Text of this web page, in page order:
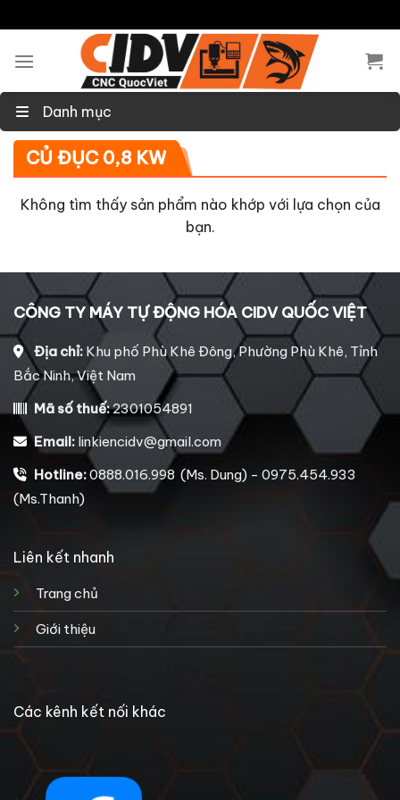
to
content
Danh mục
CỦ ĐỤC 0,8 KW
Không tìm thấy sản phẩm nào khớp với lựa chọn của
bạn.
CÔNG TY MÁY TỰ ĐỘNG HÓA CIDV QUỐC VIỆT
Địa chỉ: Khu phố Phù Khê Đông, Phường Phù Khê, Tỉnh
Bắc Ninh, Việt Nam
Mã số thuế:2301054891
Email: linkiencidv@gmail.com
Hotline:0888.016.998 (Ms. Dung) - 0975.454.933
(Ms.Thanh)
Liên kết nhanh
Trang chủ
Giới thiệu
Các kênh kết nối khác